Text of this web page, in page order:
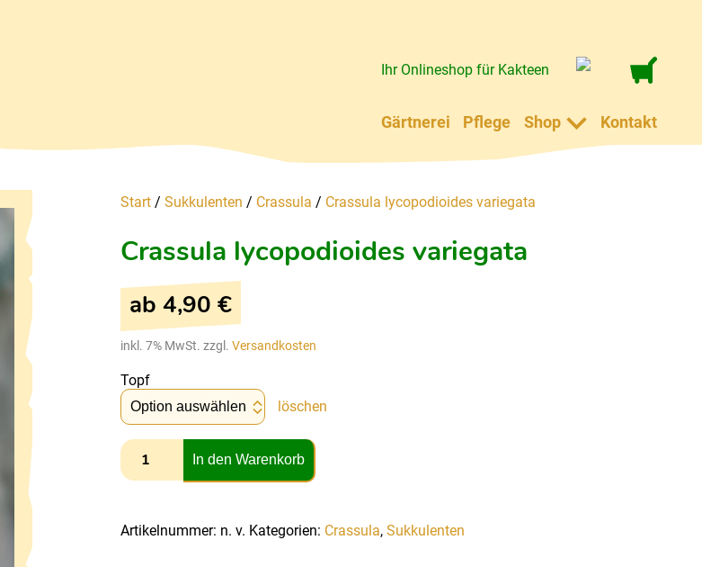
Ihr Onlineshop für Kakteen
Gärtnerei Pflege Shop Kontakt
Start / Sukkulenten / Crassula / Crassula lycopodioides variegata
Crassula lycopodioides variegata
ab 4,90 €
inkl. 7% MwSt. zzgl. Versandkosten
Topf
löschen
In den Warenkorb
Artikelnummer: n. v. Kategorien: Crassula, Sukkulenten